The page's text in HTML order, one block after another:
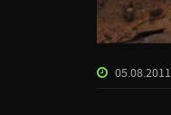
05.08.2011